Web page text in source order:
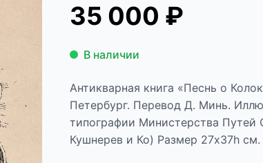
35 000 ₽
В наличии
Антикварная книга «Песнь о
Петербург. Перевод Д. Минь.
типографии Министерства
Кушнерев и Ко) Размер 27х37h см.